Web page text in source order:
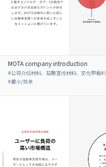
MOTA company introduction
#公司介绍材料、招聘宣传材料、文化甲板#
#最小/简单